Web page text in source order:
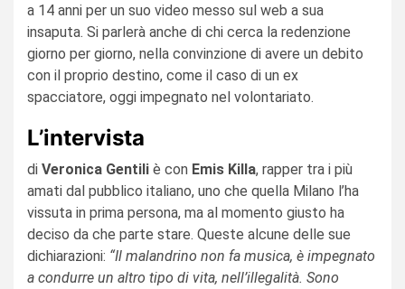
a 14 anni per un suo video messo sul web a sua
insaputa. Si parlerà anche di chi cerca la redenzione
giorno per giorno, nella convinzione di avere un debito
con il proprio destino, come il caso di un ex
spacciatore, oggi impegnato nel volontariato.
L’intervista
di Veronica Gentili è con Emis Killa, rapper tra i più
amati dal pubblico italiano, uno che quella Milano l’ha
vissuta in prima persona, ma al momento giusto ha
deciso da che parte stare. Queste alcune delle sue
dichiarazioni: “Il malandrino non fa musica, è impegnato
a condurre un altro tipo di vita, nell’illegalità. Sono